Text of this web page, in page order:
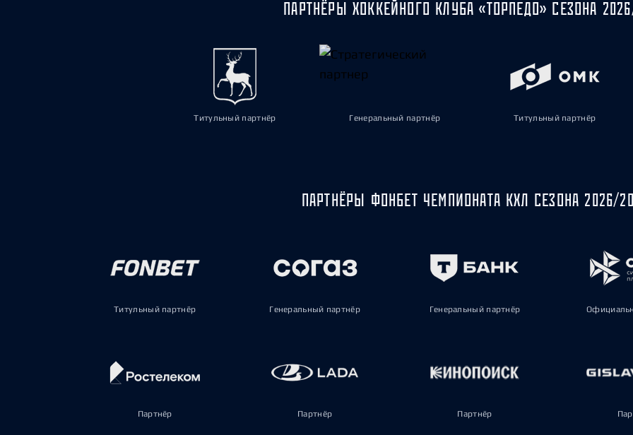
ПАРТНЁРЫ ХОККЕЙНОГО КЛУБА «ТОРПЕДО» СЕЗОНА
Титульный партнёр Генеральный партнёр Титульный партнёр
ПАРТНЁРЫ ФОНБЕТ ЧЕМПИОНАТА КХЛ СЕЗОНА 2026/
Титульный партнёр Генеральный партнёр Генеральный партнёр
Партнёр Партнёр Партнёр